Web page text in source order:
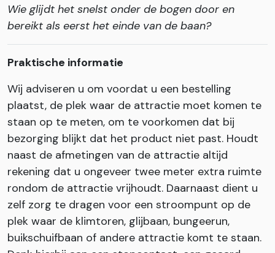
Wie glijdt het snelst onder de bogen door en
bereikt als eerst het einde van de baan?
Praktische informatie
Wij adviseren u om voordat u een bestelling
plaatst, de plek waar de attractie moet komen te
staan op te meten, om te voorkomen dat bij
bezorging blijkt dat het product niet past. Houdt
naast de afmetingen van de attractie altijd
rekening dat u ongeveer twee meter extra ruimte
rondom de attractie vrijhoudt. Daarnaast dient u
zelf zorg te dragen voor een stroompunt op de
plek waar de klimtoren, glijbaan, bungeerun,
buikschuifbaan of andere attractie komt te staan.